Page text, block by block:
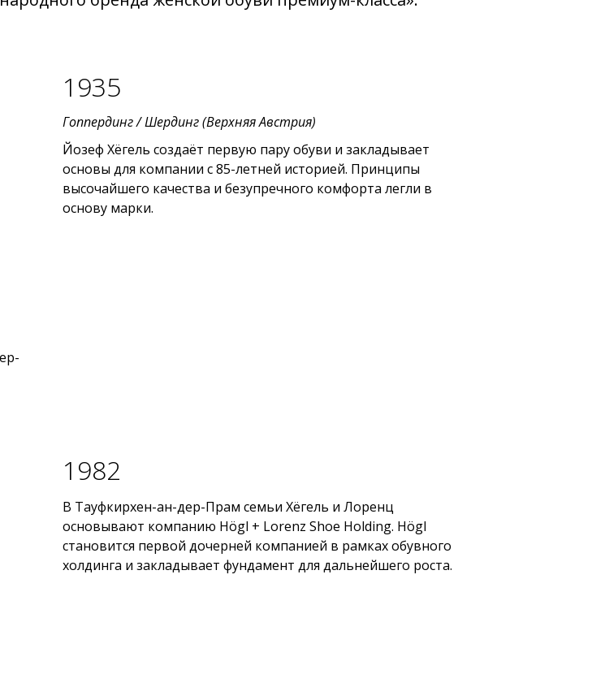
1935
Гоппердинг / Шердинг (Верхняя Австрия)
Йозеф Хёгель создаёт первую пару обуви и закладывает
основы для компании с 85-летней историей. Принципы
высочайшего качества и безупречного комфорта легли в
основу марки.
1982
В Тауфкирхен-ан-дер-Прам семьи Хёгель и Лоренц
основывают компанию Högl + Lorenz Shoe Holding. Högl
становится первой дочерней компанией в рамках обувного
холдинга и закладывает фундамент для дальнейшего роста.